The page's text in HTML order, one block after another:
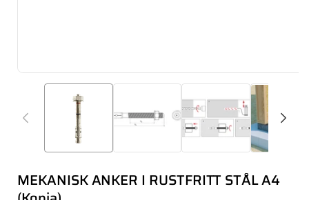
MEKANISK ANKER I RUSTFRITT STÅL A4